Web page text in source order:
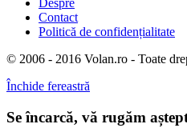
Despre
Contact
Politică de confidențialitate
© 2006 - 2016 Volan.ro - Toate
Închide fereastră
Se încarcă, vă rugăm